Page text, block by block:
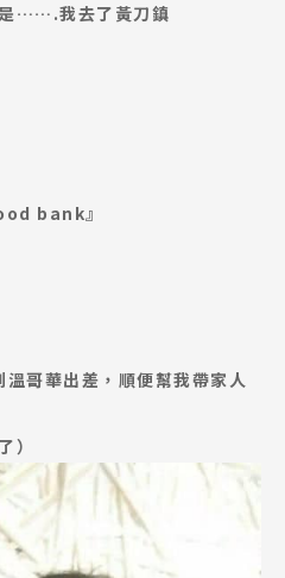
是…….我去了黃刀鎮
bank』
哥華出差，順便幫我帶家人
）